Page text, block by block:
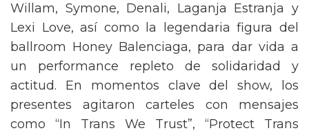
Willam, Symone, Denali, Laganja Estranja y
Lexi Love, así como la legendaria figura del
ballroom Honey Balenciaga, para dar vida a
un performance repleto de solidaridad y
actitud. En momentos clave del show, los
presentes agitaron carteles con mensajes
como “In Trans We Trust”, “Protect Trans